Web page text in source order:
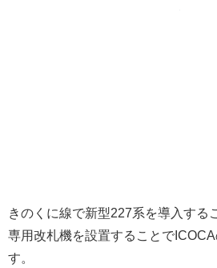
きのくに線で新型227系を導入する
専用改札機を設置することで
す。